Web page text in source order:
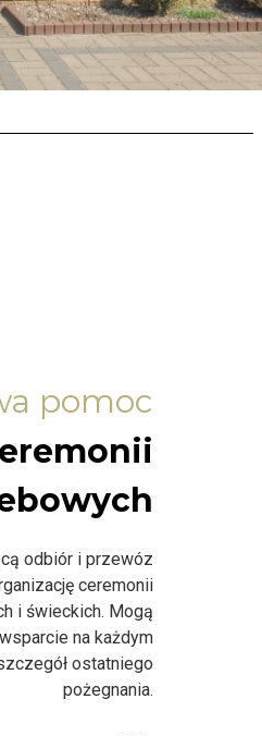
pomoc
odbiór i przewóz
ceremonii
i świeckich. Mogą
na każdym
ostatniego
pożegnania.